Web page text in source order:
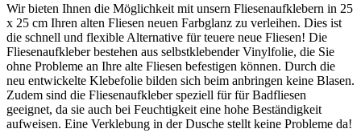
Wir bieten Ihnen die Möglichkeit mit unsern Fliesenaufklebern in 25
x 25 cm Ihren alten Fliesen neuen Farbglanz zu verleihen. Dies ist
die schnell und flexible Alternative für teuere neue Fliesen! Die
Fliesenaufkleber bestehen aus selbstklebender Vinylfolie, die Sie
ohne Probleme an Ihre alte Fliesen befestigen können. Durch die
neu entwickelte Klebefolie bilden sich beim anbringen keine Blasen.
Zudem sind die Fliesenaufkleber speziell für für Badfliesen
geeignet, da sie auch bei Feuchtigkeit eine hohe Beständigkeit
aufweisen. Eine Verklebung in der Dusche stellt keine Probleme da!